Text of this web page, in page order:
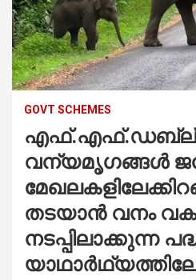
GOVT SCHEMES
വന്യമൃഗങ്ങൾ
തടയാൻ വനം
നടപ്പിലാക്കുന്ന